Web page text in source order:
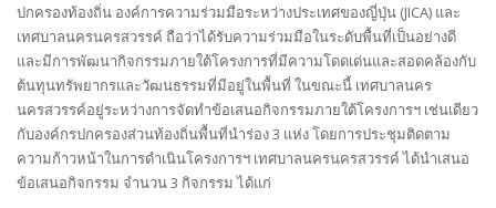
ปกครองท้องถิ่น องค์การความร่วมมือระหว่างประเทศของญี่ปุ่น (JICA) และ
เทศบาลนครนครสวรรค์ ถือว่าได้รับความร่วมมือในระดับพื้นที่เป็นอย่างดี
และมีการพัฒนากิจกรรมภายใต้โครงการที่มีความโดดเด่นและสอดคล้องกับ
ต้นทุนทรัพยากรและวัฒนธรรมที่มีอยู่ในพื้นที่ ในขณะนี้ เทศบาลนคร
นครสวรรค์อยู่ระหว่างการจัดทำข้อเสนอกิจกรรมภายใต้โครงการฯ เช่นเดียว
กับองค์กรปกครองส่วนท้องถิ่นพื้นที่นำร่อง 3 แห่ง โดยการประชุมติดตาม
ความก้าวหน้าในการดำเนินโครงการฯ เทศบาลนครนครสวรรค์ ได้นำเสนอ
ข้อเสนอกิจกรรม จำนวน 3 กิจกรรม ได้แก่